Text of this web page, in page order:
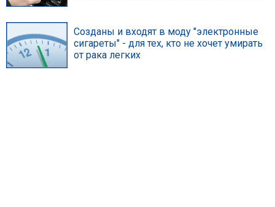
Созданы и входят в моду "электронные
сигареты" - для тех, кто не хочет умирать
от рака легких